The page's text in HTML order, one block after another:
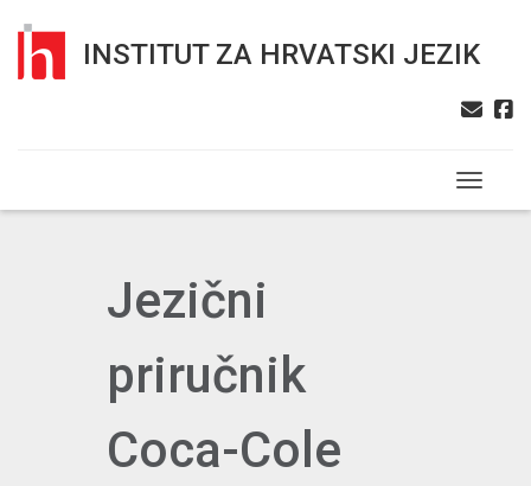
INSTITUT ZA HRVATSKI JEZIK
Toggle
Jezični
priručnik
Coca-Cole